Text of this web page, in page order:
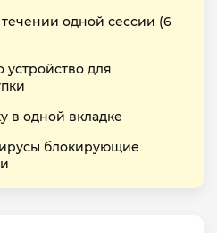
одной сессии (6
устройство для
в одной вкладке
блокирующие